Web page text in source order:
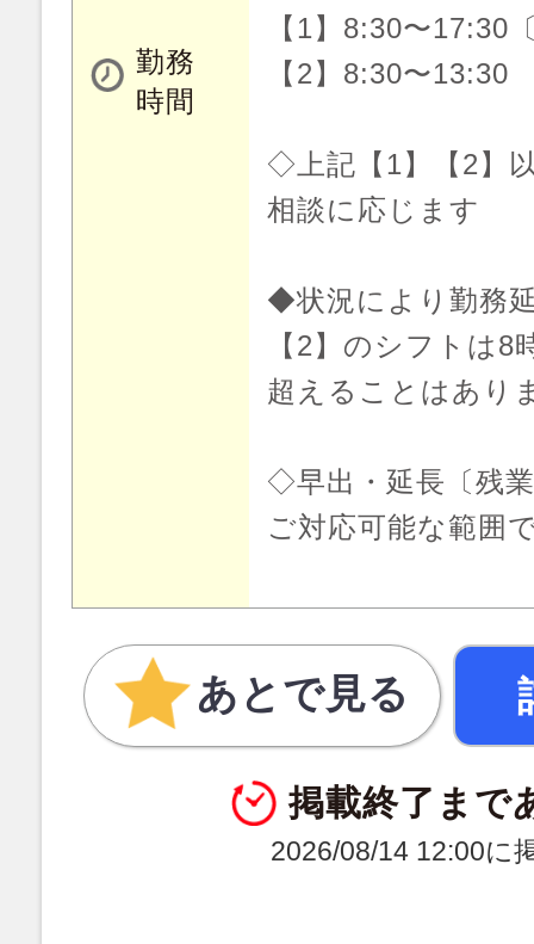
勤務
時間
【1】8:30〜17:30
【2】8:30〜13:30
◇上記【1】【2】
相談に応じます
◆状況により勤務
【2】のシフトは8
超えることはあり
◇早出・延長〔残
ご対応可能な範囲
あとで見る
掲載終了まで
2026/08/14 12:00に